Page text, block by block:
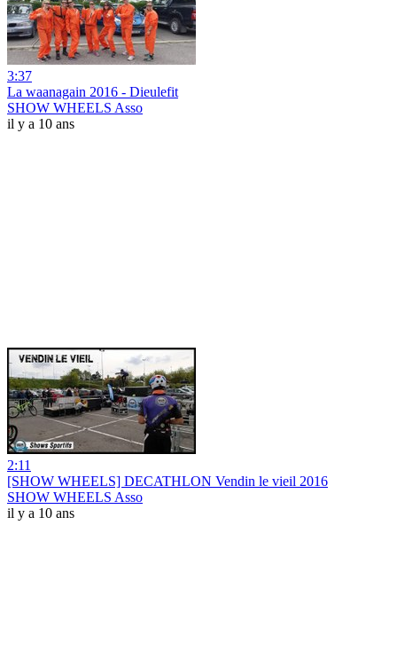
3:37
La waanagain 2016 - Dieulefit
SHOW WHEELS Asso
il y a 10 ans
2:11
[SHOW WHEELS] DECATHLON Vendin le vieil 2016
SHOW WHEELS Asso
il y a 10 ans